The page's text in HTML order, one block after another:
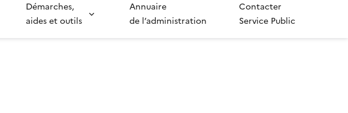
Démarches,
aides et outils
Annuaire
de l’administration
Contacter
Service Public